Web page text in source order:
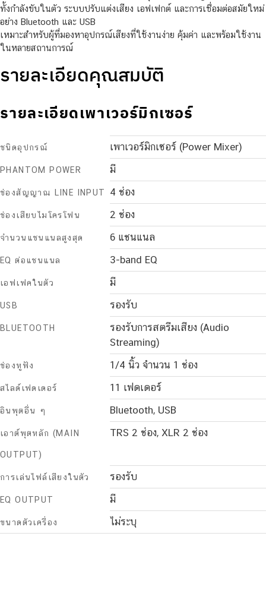
ทั้งกำลังขับในตัว ระบบปรับแต่งเสียง เอฟเฟกต์ และการเชื่อมต่อสมัยใหม่
อย่าง Bluetooth และ USB
เหมาะสำหรับผู้ที่มองหาอุปกรณ์เสียงที่ใช้งานง่าย คุ้มค่า และพร้อมใช้งาน
ในหลายสถานการณ์
รายละเอียดคุณสมบัติ
รายละเอียดเพาเวอร์มิกเซอร์
ชนิดอุปกรณ์ เพาเวอร์มิกเซอร์ (Power Mixer)
PHANTOM POWER มี
ช่องสัญญาณ LINE INPUT 4 ช่อง
ช่องเสียบไมโครโฟน 2 ช่อง
จำนวนแชนแนลสูงสุด 6 แชนแนล
EQ ต่อแชนแนล 3-band EQ
เอฟเฟคในตัว มี
USB รองรับ
BLUETOOTH
รองรับการสตรีมเสียง (Audio
Streaming)
ช่องหูฟัง 1/4 นิ้ว จำนวน 1 ช่อง
สไลด์เฟดเดอร์ 11 เฟดเดอร์
อินพุตอื่น ๆ Bluetooth, USB
เอาต์พุตหลัก (MAIN
OUTPUT)
TRS 2 ช่อง, XLR 2 ช่อง
การเล่นไฟล์เสียงในตัว รองรับ
EQ OUTPUT มี
ขนาดตัวเครื่อง ไม่ระบุ